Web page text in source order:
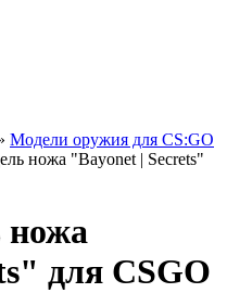
Модели оружия для CS:GO
ножа "Bayonet | Secrets"
ножа
для CSGO